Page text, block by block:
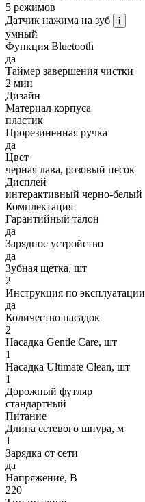
5 режимов
Датчик нажима на зуб
i
умный
Функция Bluetooth
да
Таймер завершения чистки
2 мин
Дизайн
Материал корпуса
пластик
Прорезиненная ручка
да
Цвет
черная лава, розовый песок
Дисплей
интерактивный черно-белый
Комплектация
Гарантийный талон
да
Зарядное устройство
да
Зубная щетка, шт
2
Инструкция по эксплуатации
да
Количество насадок
2
Насадка Gentle Care, шт
1
Насадка Ultimate Clean, шт
1
Дорожный футляр
стандартный
Питание
Длина сетевого шнура, м
1
Зарядка от сети
да
Напряжение, В
220